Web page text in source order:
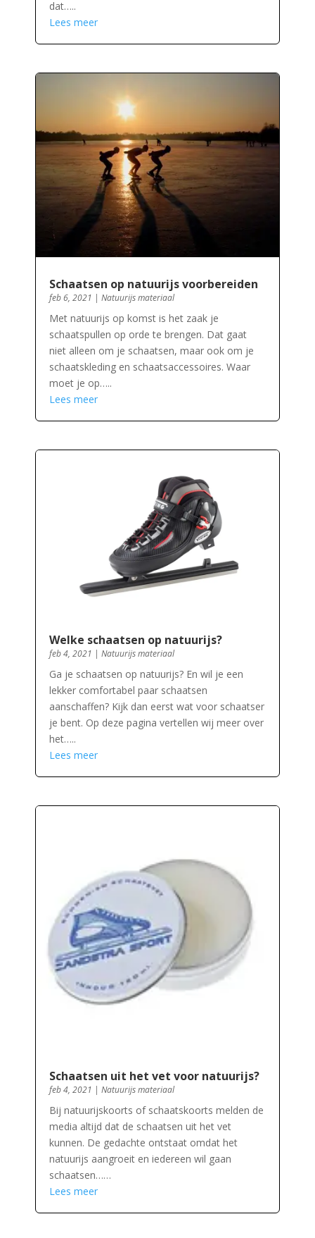
dat…..
Lees meer
Schaatsen op natuurijs voorbereiden
feb 6, 2021 | Natuurijs materiaal
Met natuurijs op komst is het zaak je
schaatspullen op orde te brengen. Dat gaat
niet alleen om je schaatsen, maar ook om je
schaatskleding en schaatsaccessoires. Waar
moet je op…..
Lees meer
Welke schaatsen op natuurijs?
feb 4, 2021 | Natuurijs materiaal
Ga je schaatsen op natuurijs? En wil je een
lekker comfortabel paar schaatsen
aanschaffen? Kijk dan eerst wat voor schaatser
je bent. Op deze pagina vertellen wij meer over
het…..
Lees meer
Schaatsen uit het vet voor natuurijs?
feb 4, 2021 | Natuurijs materiaal
Bij natuurijskoorts of schaatskoorts melden de
media altijd dat de schaatsen uit het vet
kunnen. De gedachte ontstaat omdat het
natuurijs aangroeit en iedereen wil gaan
schaatsen……
Lees meer